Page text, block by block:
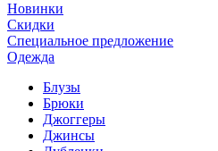
Новинки
Скидки
Специальное предложение
Одежда
Блузы
Брюки
Джоггеры
Джинсы